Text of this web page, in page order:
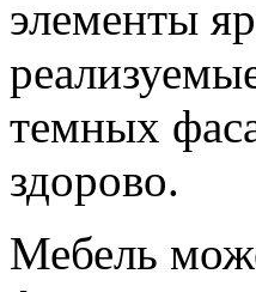
элементы
темных
здорово.
Мебель